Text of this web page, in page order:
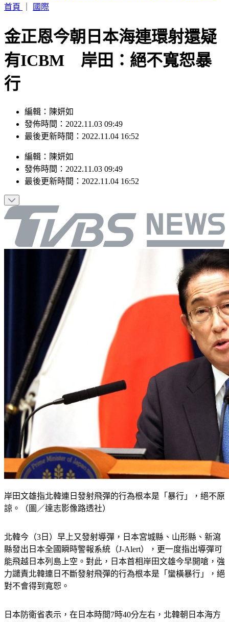
首頁
國際
金正恩今朝日本海連環射還疑
有ICBM 岸田：絕不寬恕暴
行
編輯：陳妍如
發佈時間：2022.11.03 09:49
最後更新時間：2022.11.04 16:52
編輯 ： 陳妍如
發佈時間： 2022.11.03 09:49
最後更新時間： 2022.11.04 16:52
岸田文雄指北韓連日發射飛彈的行為根本是「暴行」，絕不原
諒。（圖／達志影像路透社）
北韓今（3日）早上又發射導彈，日本宮城縣、山形縣、新瀉
縣發出日本全國瞬時警報系統（J-Alert），更一度指出導彈可
能飛越日本列島上空。對此，日本首相岸田文雄今早開嗆，強
力譴責北韓連日不斷發射飛彈的行為根本是「蠻橫暴行」，絕
對不會得到寬恕。
日本防衛省表示，在日本時間7時40分左右，北韓朝日本海方